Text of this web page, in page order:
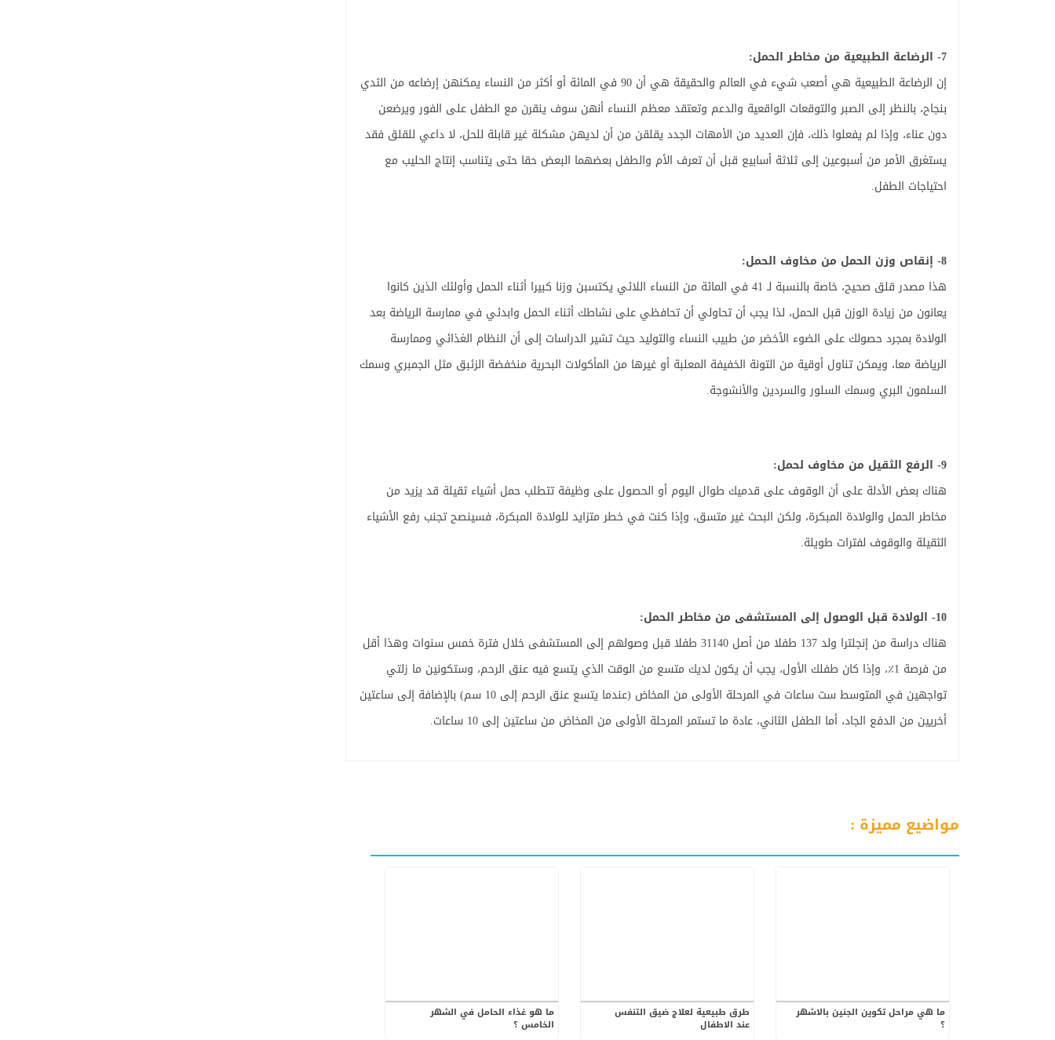
7- الرضاعة الطبيعية من مخاطر الحمل:
إن الرضاعة الطبيعية هي أصعب شيء في العالم والحقيقة هي أن 90 في المائة أو أكثر من النساء يمكنهن إرضاعه من الثدي
بنجاح، بالنظر إلى الصبر والتوقعات الواقعية والدعم وتعتقد معظم النساء أنهن سوف ينقرن مع الطفل على الفور ويرضعن
دون عناء، وإذا لم يفعلوا ذلك، فإن العديد من الأمهات الجدد يقلقن من أن لديهن مشكلة غير قابلة للحل، لا داعي للقلق فقد
يستغرق الأمر من أسبوعين إلى ثلاثة أسابيع قبل أن تعرف الأم والطفل بعضهما البعض حقا حتى يتناسب إنتاج الحليب مع
احتياجات الطفل.
8- إنقاص وزن الحمل من مخاوف الحمل:
هذا مصدر قلق صحيح، خاصة بالنسبة لـ 41 في المائة من النساء اللائي يكتسبن وزنا كبيرا أثناء الحمل وأولئك الذين كانوا
يعانون من زيادة الوزن قبل الحمل، لذا يجب أن تحاولي أن تحافظي على نشاطك أثناء الحمل وابدئي في ممارسة الرياضة بعد
الولادة بمجرد حصولك على الضوء الأخضر من طبيب النساء والتوليد حيث تشير الدراسات إلى أن النظام الغذائي وممارسة
الرياضة معا، ويمكن تناول أوقية من التونة الخفيفة المعلبة أو غيرها من المأكولات البحرية منخفضة الزئبق مثل الجمبري وسمك
السلمون البري وسمك السلور والسردين والأنشوجة.
9- الرفع الثقيل من مخاوف لحمل:
هناك بعض الأدلة على أن الوقوف على قدميك طوال اليوم أو الحصول على وظيفة تتطلب حمل أشياء ثقيلة قد يزيد من
مخاطر الحمل والولادة المبكرة، ولكن البحث غير متسق، وإذا كنت في خطر متزايد للولادة المبكرة، فسينصح تجنب رفع الأشياء
الثقيلة والوقوف لفترات طويلة.
10- الولادة قبل الوصول إلى المستشفى من مخاطر الحمل:
هناك دراسة من إنجلترا ولد 137 طفلا من أصل 31140 طفلا قبل وصولهم إلى المستشفى خلال فترة خمس سنوات وهذا أقل
من فرصة 1٪، وإذا كان طفلك الأول، يجب أن يكون لديك متسع من الوقت الذي يتسع فيه عنق الرحم، وستكونين ما زلتي
تواجهين في المتوسط ست ساعات في المرحلة الأولى من المخاض (عندما يتسع عنق الرحم إلى 10 سم) بالإضافة إلى ساعتين
أخريين من الدفع الجاد، أما الطفل الثاني، عادة ما تستمر المرحلة الأولى من المخاض من ساعتين إلى 10 ساعات.
مواضيع مميزة :
ما هي مراحل تكوين الجنين بالاشهر
؟
طرق طبيعية لعلاج ضيق التنفس
عند الاطفال
ما هو غذاء الحامل في الشهر
الخامس ؟